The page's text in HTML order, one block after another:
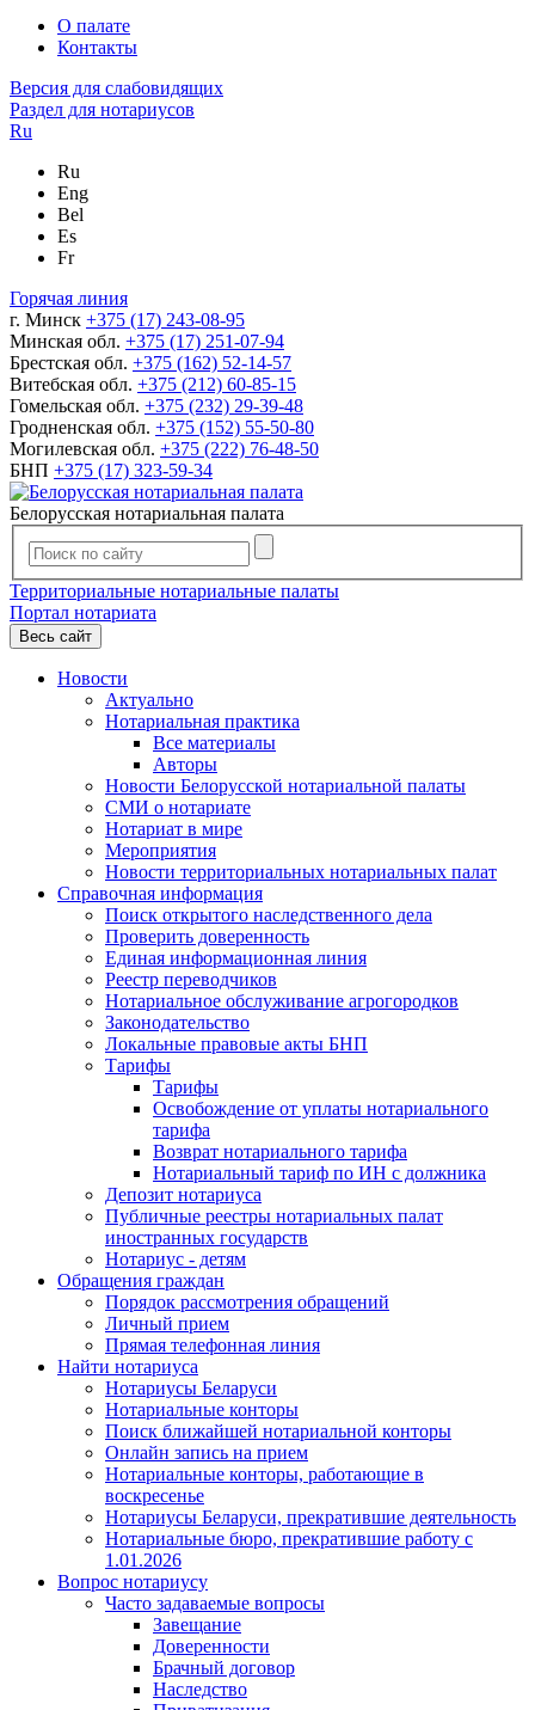
О палате
Контакты
Версия для слабовидящих
Раздел для нотариусов
Ru
Ru
Eng
Bel
Es
Fr
Горячая линия
г. Минск +375 (17) 243-08-95
Минская обл. +375 (17) 251-07-94
Брестская обл. +375 (162) 52-14-57
Витебская обл. +375 (212) 60-85-15
Гомельская обл. +375 (232) 29-39-48
Гродненская обл. +375 (152) 55-50-80
Могилевская обл. +375 (222) 76-48-50
БНП +375 (17) 323-59-34
Белорусская нотариальная палата
Территориальные нотариальные палаты
Портал нотариата
Весь сайт
Новости
Актуально
Нотариальная практика
Все материалы
Авторы
Новости Белорусской нотариальной палаты
СМИ о нотариате
Нотариат в мире
Мероприятия
Новости территориальных нотариальных палат
Справочная информация
Поиск открытого наследственного дела
Проверить доверенность
Единая информационная линия
Реестр переводчиков
Нотариальное обслуживание агрогородков
Законодательство
Локальные правовые акты БНП
Тарифы
Тарифы
Освобождение от уплаты нотариального
тарифа
Возврат нотариального тарифа
Нотариальный тариф по ИН с должника
Депозит нотариуса
Публичные реестры нотариальных палат
иностранных государств
Нотариус - детям
Обращения граждан
Порядок рассмотрения обращений
Личный прием
Прямая телефонная линия
Найти нотариуса
Нотариусы Беларуси
Нотариальные конторы
Поиск ближайшей нотариальной конторы
Онлайн запись на прием
Нотариальные конторы, работающие в
воскресенье
Нотариусы Беларуси, прекратившие деятельность
Нотариальные бюро, прекратившие работу с
1.01.2026
Вопрос нотариусу
Часто задаваемые вопросы
Завещание
Доверенности
Брачный договор
Наследство